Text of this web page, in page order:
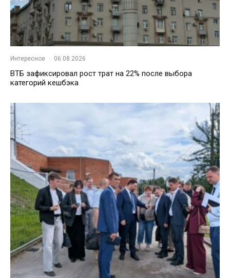
Интересное · 06.08.2026
ВТБ зафиксировал рост трат на 22% после выбора
категорий кешбэка